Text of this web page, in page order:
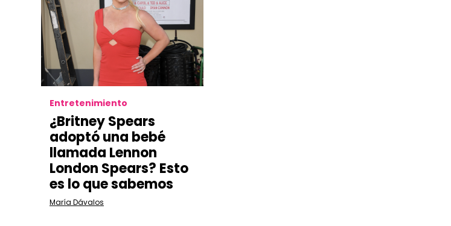
Entretenimiento
¿Britney Spears
adoptó una bebé
llamada Lennon
London Spears? Esto
es lo que sabemos
María Dávalos